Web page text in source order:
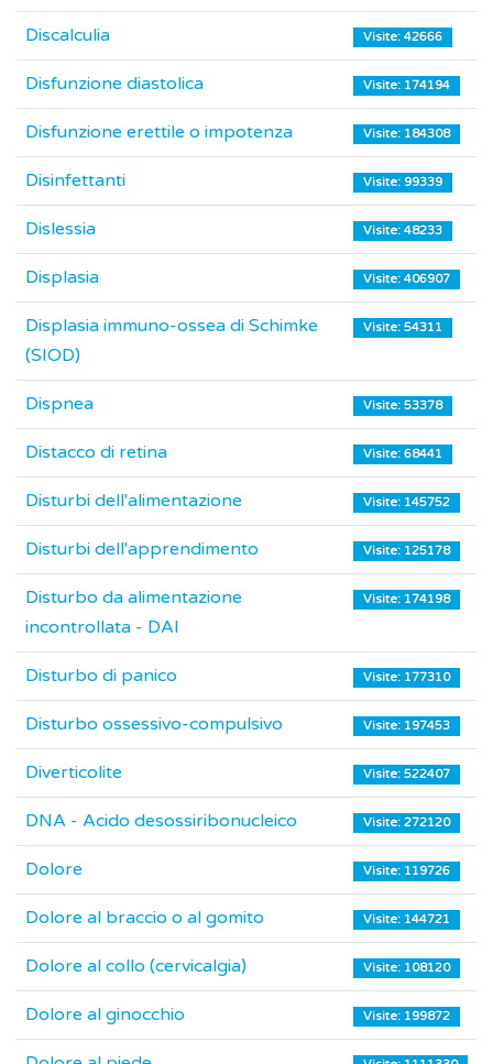
Discalculia Visite: 42666
Disfunzione diastolica Visite: 174194
Disfunzione erettile o impotenza Visite: 184308
Disinfettanti Visite: 99339
Dislessia Visite: 48233
Displasia Visite: 406907
Displasia immuno-ossea di Schimke
(SIOD)
Visite: 54311
Dispnea Visite: 53378
Distacco di retina Visite: 68441
Disturbi dell'alimentazione Visite: 145752
Disturbi dell'apprendimento Visite: 125178
Disturbo da alimentazione
incontrollata - DAI
Visite: 174198
Disturbo di panico Visite: 177310
Disturbo ossessivo-compulsivo Visite: 197453
Diverticolite Visite: 522407
DNA - Acido desossiribonucleico Visite: 272120
Dolore Visite: 119726
Dolore al braccio o al gomito Visite: 144721
Dolore al collo (cervicalgia) Visite: 108120
Dolore al ginocchio Visite: 199872